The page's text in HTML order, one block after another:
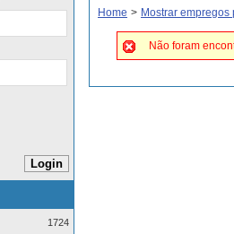
1724
Home > Mostrar
Não foram